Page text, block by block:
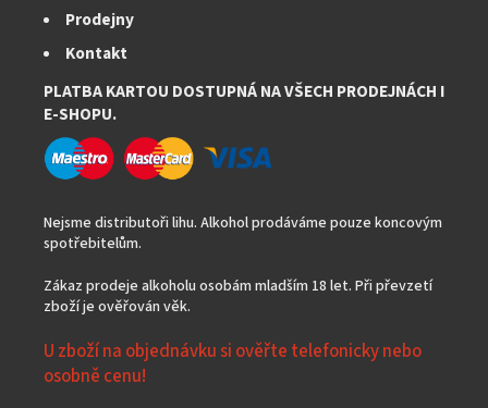
Prodejny
Kontakt
PLATBA KARTOU DOSTUPNÁ NA VŠECH PRODEJNÁCH I
E-SHOPU.
Nejsme distributoři lihu. Alkohol prodáváme pouze koncovým
spotřebitelům.
Zákaz prodeje alkoholu osobám mladším 18 let. Při převzetí
zboží je ověřován věk.
U zboží na objednávku si ověřte telefonicky nebo
osobně cenu!